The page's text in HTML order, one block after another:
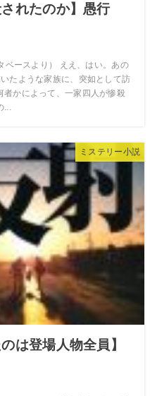
されたのか】愚行
ベースより） ええ、はい。あの
たような家族に、突如として訪
者かによって、一家四人が惨殺
ミステリー小説
は登場人物全員】